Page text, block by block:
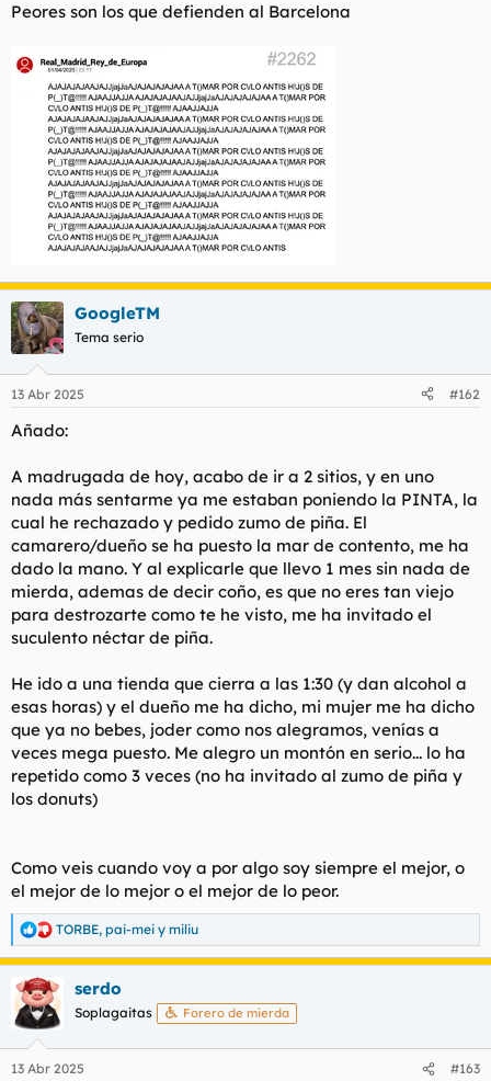
Peores son los que defienden al Barcelona
GoogleTM
Tema serio
13 Abr 2025 #162
Añado:
A madrugada de hoy, acabo de ir a 2 sitios, y en uno
nada más sentarme ya me estaban poniendo la PINTA, la
cual he rechazado y pedido zumo de piña. El
camarero/dueño se ha puesto la mar de contento, me ha
dado la mano. Y al explicarle que llevo 1 mes sin nada de
mierda, ademas de decir coño, es que no eres tan viejo
para destrozarte como te he visto, me ha invitado el
suculento néctar de piña.
He ido a una tienda que cierra a las 1:30 (y dan alcohol a
esas horas) y el dueño me ha dicho, mi mujer me ha dicho
que ya no bebes, joder como nos alegramos, venías a
veces mega puesto. Me alegro un montón en serio... lo ha
repetido como 3 veces (no ha invitado al zumo de piña y
los donuts)
Como veis cuando voy a por algo soy siempre el mejor, o
el mejor de lo mejor o el mejor de lo peor.
R
e
a
c
c
i
e
TORBE, pai-mei y miliu
serdo
Soplagaitas Forero de mierda
13 Abr 2025 #163